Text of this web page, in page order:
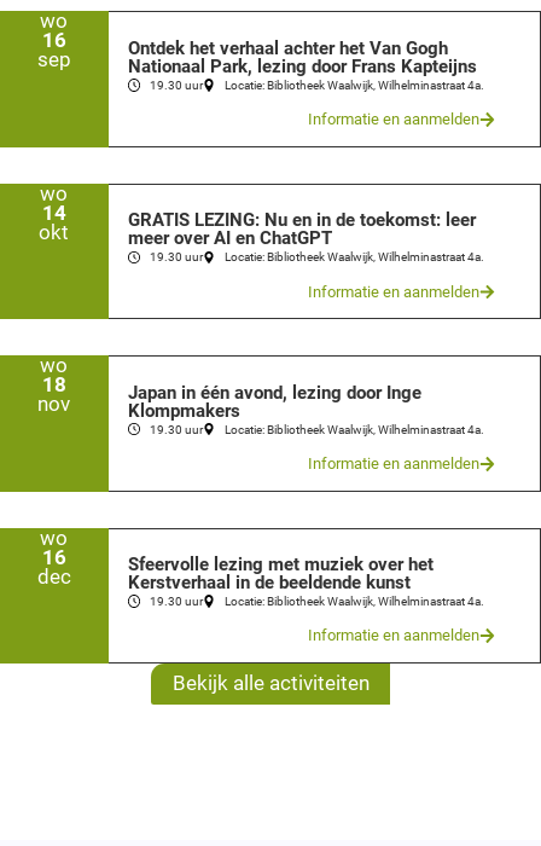
wo
16
sep
Ontdek het verhaal achter het Van Gogh
Nationaal Park, lezing door Frans Kapteijns
19.30 uur Locatie: Bibliotheek Waalwijk, Wilhelminastraat 4a.
Informatie en aanmelden
wo
14
okt
GRATIS LEZING: Nu en in de toekomst: leer
meer over AI en ChatGPT
19.30 uur Locatie: Bibliotheek Waalwijk, Wilhelminastraat 4a.
Informatie en aanmelden
wo
18
nov
Japan in één avond, lezing door Inge
Klompmakers
19.30 uur Locatie: Bibliotheek Waalwijk, Wilhelminastraat 4a.
Informatie en aanmelden
wo
16
dec
Sfeervolle lezing met muziek over het
Kerstverhaal in de beeldende kunst
19.30 uur Locatie: Bibliotheek Waalwijk, Wilhelminastraat 4a.
Informatie en aanmelden
Bekijk alle activiteiten